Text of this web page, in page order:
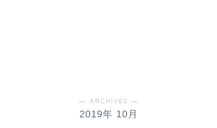
― ARCHIVES ―
2019年 10月